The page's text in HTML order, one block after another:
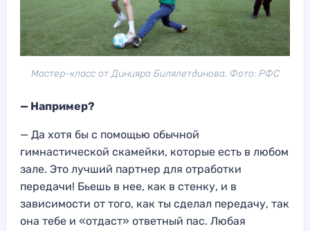
Мастер-класс от Динияра Билялетдинова. Фото: РФС
— Например?
— Да хотя бы с помощью обычной
гимнастической скамейки, которые есть в любом
зале. Это лучший партнер для отработки
передачи! Бьешь в нее, как в стенку, и в
зависимости от того, как ты сделал передачу, так
она тебе и «отдаст» ответный пас. Любая